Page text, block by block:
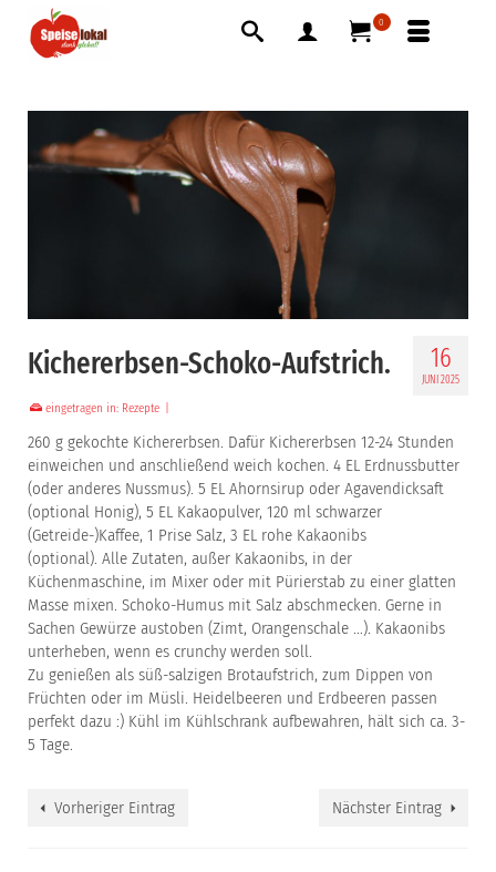
0
16
JUNI 2025
Kichererbsen-Schoko-Aufstrich.
eingetragen in: Rezepte
260 g gekochte Kichererbsen. Dafür Kichererbsen 12-24 Stunden
einweichen und anschließend weich kochen. 4 EL Erdnussbutter
(oder anderes Nussmus). 5 EL Ahornsirup oder Agavendicksaft
(optional Honig), 5 EL Kakaopulver, 120 ml schwarzer
(Getreide-)Kaffee, 1 Prise Salz, 3 EL rohe Kakaonibs
(optional). Alle Zutaten, außer Kakaonibs, in der
Küchenmaschine, im Mixer oder mit Pürierstab zu einer glatten
Masse mixen. Schoko-Humus mit Salz abschmecken. Gerne in
Sachen Gewürze austoben (Zimt, Orangenschale …). Kakaonibs
unterheben, wenn es crunchy werden soll.
Zu genießen als süß-salzigen Brotaufstrich, zum Dippen von
Früchten oder im Müsli. Heidelbeeren und Erdbeeren passen
perfekt dazu :) Kühl im Kühlschrank aufbewahren, hält sich ca. 3-
5 Tage.
Vorheriger Eintrag Nächster Eintrag